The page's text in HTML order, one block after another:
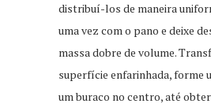
distribuí-los de maneira
uma vez com o pano e deixe
massa dobre de volume.
superfície enfarinhada, forme
um buraco no centro, até